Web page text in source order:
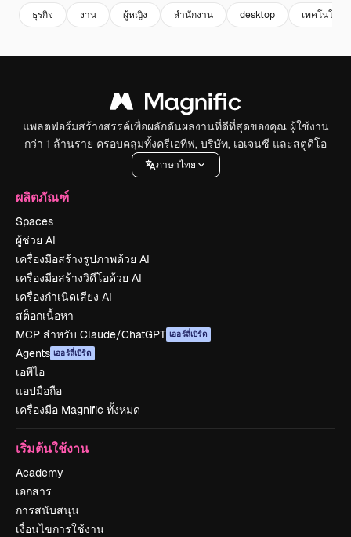
ธุรกิจ งาน ผู้หญิง สํานักงาน desktop เทคโนโลยี
แพลตฟอร์มสร้างสรรค์เพื่อผลักดันผลงานที่ดีที่สุดของคุณ ผู้ใช้งาน
กว่า 1 ล้านราย ครอบคลุมทั้งครีเอทีฟ, บริษัท, เอเจนซี และสตูดิโอ
ภาษาไทย
ผลิตภัณฑ์
Spaces
ผู้ช่วย AI
เครื่องมือสร้างรูปภาพด้วย AI
เครื่องมือสร้างวิดีโอด้วย AI
เครื่องกำเนิดเสียง AI
สต็อกเนื้อหา
MCP สำหรับ Claude/ChatGPT เออร์ลี่เบิร์ด
Agents เออร์ลี่เบิร์ด
เอพีไอ
แอปมือถือ
เครื่องมือ Magnific ทั้งหมด
เริ่มต้นใช้งาน
Academy
เอกสาร
การสนับสนุน
เงื่อนไขการใช้งาน